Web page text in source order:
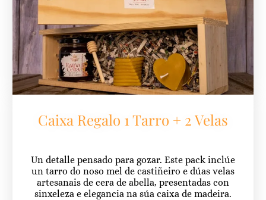
Caixa Regalo 1 Tarro + 2 Velas
Un detalle pensado para gozar. Este pack inclúe
un tarro do noso mel de castiñeiro e dúas velas
artesanais de cera de abella, presentadas con
sinxeleza e elegancia na súa caixa de madeira.